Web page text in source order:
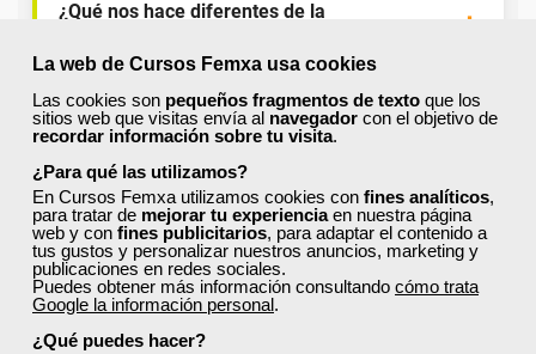
La web de Cursos Femxa usa cookies
Las cookies son pequeños fragmentos de texto que los
sitios web que visitas envía al navegador con el objetivo de
recordar información sobre tu visita.
¿Para qué las utilizamos?
En Cursos Femxa utilizamos cookies con fines analíticos,
para tratar de mejorar tu experienciaen nuestra página
web y con fines publicitarios, para adaptar el contenido a
tus gustos y personalizar nuestros anuncios, marketing y
publicaciones en redes sociales.
Puedes obtener más información consultando cómo trata
Google la información personal.
¿Qué puedes hacer?
¿Qué nos hace diferentes de la
¿Por qué solicitar plaza en Femxa cuando se
puede hacer directamente desde el SEPE?
¿Son los docentes un aspecto diferencial de
los cursos de Femxa?
¿Los cursos de Femxa son prácticos y tienen
temario actualizado?